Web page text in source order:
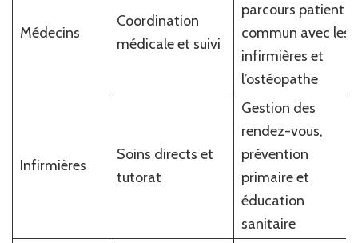
Médecins
Coordination
médicale et suivi
parcours patient
commun avec les
infirmières et
l’ostéopathe
Infirmières
Soins directs et
tutorat
Gestion des
rendez-vous,
prévention
primaire et
éducation
sanitaire